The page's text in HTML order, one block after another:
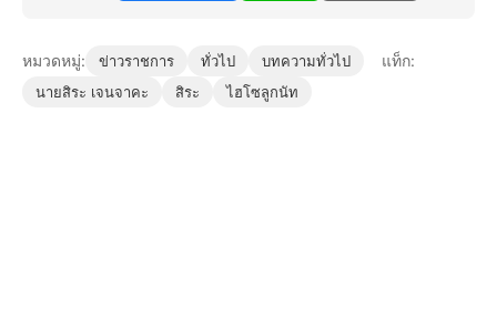
หมวดหมู่: ข่าวราชการ ทั่วไป บทความทั่วไป แท็ก:
นายสิระ เจนจาคะ สิระ ไฮโซลูกนัท